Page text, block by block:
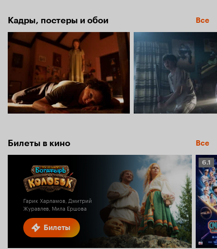
Кадры, постеры и обои Все
Билеты в кино Все
Билеты
Гарик Харламов, Дмитрий
Журавлев, Мила Ершова
6.1
6.1